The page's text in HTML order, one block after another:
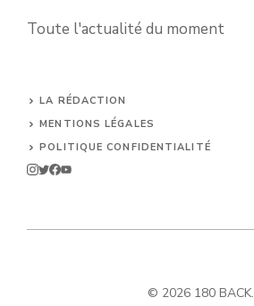
Toute l'actualité du moment
LA RÉDACTION
MENTIONS LÉGALES
POLITIQUE CONFIDENTIALITÉ
© 2026 180 BACK.